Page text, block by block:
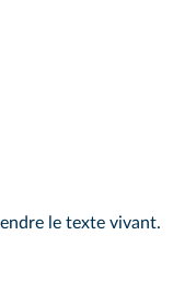
le texte vivant.